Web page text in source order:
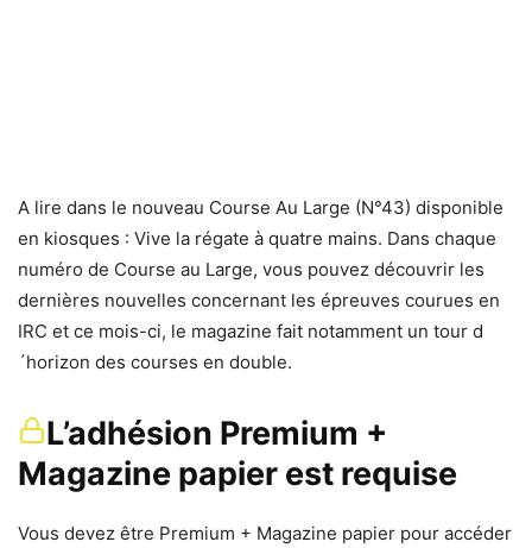
A lire dans le nouveau Course Au Large (N°43) disponible
en kiosques : Vive la régate à quatre mains. Dans chaque
numéro de Course au Large, vous pouvez découvrir les
dernières nouvelles concernant les épreuves courues en
IRC et ce mois-ci, le magazine fait notamment un tour d
´horizon des courses en double.
L’adhésion Premium +
Magazine papier est requise
Vous devez être Premium + Magazine papier pour accéder